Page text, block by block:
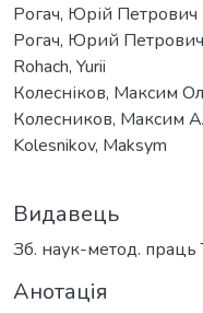
Рогач, Юрій Петрович
Рогач, Юрий Петрович
Rohach, Yurii
Колесніков, Максим
Колесников, Максим
Kolesnikov, Maksym
Видавець
Зб. наук-метод.
Анотація